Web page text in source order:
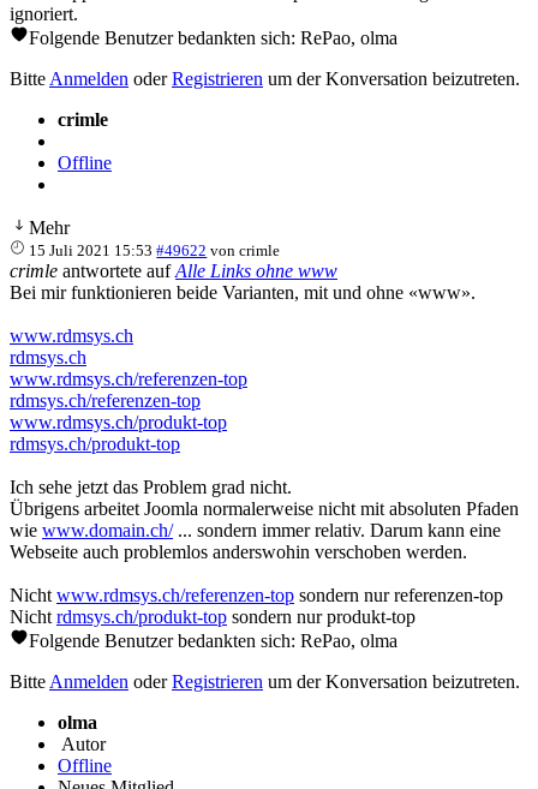
ignoriert.
Folgende Benutzer bedankten sich: RePao, olma
Bitte Anmelden oderRegistrieren um der Konversation beizutreten.
crimle
Offline
Mehr
15 Juli 2021 15:53 #49622 voncrimle
crimle antwortete aufAlle Links ohne www
Bei mir funktionieren beide Varianten, mit und ohne «www».
www.rdmsys.ch
rdmsys.ch
www.rdmsys.ch/referenzen-top
rdmsys.ch/referenzen-top
www.rdmsys.ch/produkt-top
rdmsys.ch/produkt-top
Ich sehe jetzt das Problem grad nicht.
Übrigens arbeitet Joomla normalerweise nicht mit absoluten Pfaden
wie www.domain.ch/... sondern immer relativ. Darum kann eine
Webseite auch problemlos anderswohin verschoben werden.
Nicht www.rdmsys.ch/referenzen-top sondern nur referenzen-top
Nicht rdmsys.ch/produkt-top sondern nur produkt-top
Folgende Benutzer bedankten sich: RePao, olma
Bitte Anmelden oderRegistrieren um der Konversation beizutreten.
olma
Autor
Offline